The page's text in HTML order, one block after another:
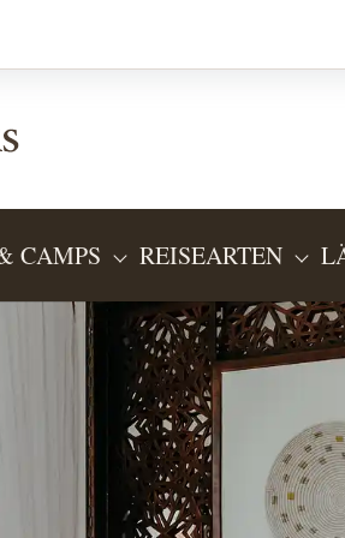
"REISEANGEBOTE"
CAMPS SUBMENU FOR
REISEARTEN